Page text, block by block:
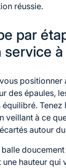
réussie.
par
service
positionner
des épaules,
Tenez
veillant à ce
autour
balle
hauteur qui